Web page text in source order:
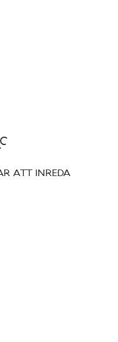
ATT INREDA